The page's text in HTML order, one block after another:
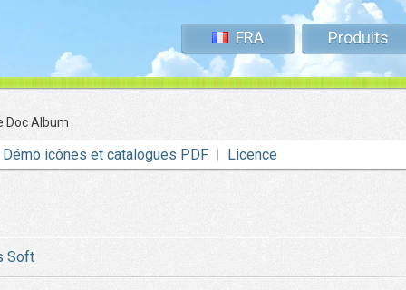
FRA Produits
Doc Album
Démo icônes et catalogues PDF Licence
Soft